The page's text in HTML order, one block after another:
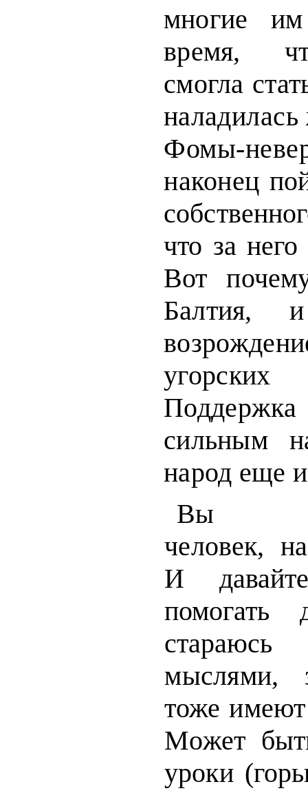
многие
время,
смогла
наладилась
Фомы-
наконец
что за него
Вот
Балтия,
сильным
народ еще
Вы
человек,
И
помогать
мыслями,
тоже
Может
уроки